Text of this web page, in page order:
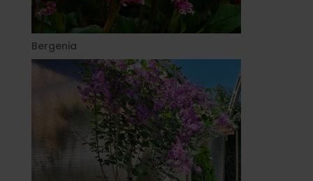
Bergenia